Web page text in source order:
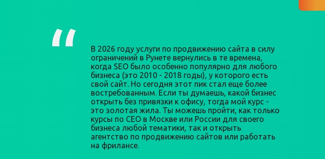
В 2026 году услуги по продвижению сайта в силу
ограничений в Рунете вернулись в те времена,
когда SEO было особенно популярно для любого
бизнеса (это 2010 - 2018 годы), у которого есть
свой сайт. Но сегодня этот пик стал еще более
востребованным. Если ты думаешь, какой бизнес
открыть без привязки к офису, тогда мой курс -
это золотая жила. Ты можешь пройти, как только
курсы по СЕО в Москве или России для своего
бизнеса любой тематики, так и открыть
агентство по продвижению сайтов или работать
на фрилансе.